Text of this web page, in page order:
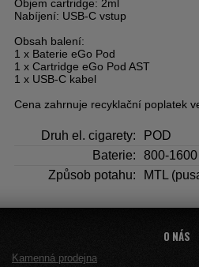
Objem cartridge: 2ml
Nabíjení: USB-C vstup
Obsah balení:
1 x Baterie eGo Pod
1 x Cartridge eGo Pod AST
1 x USB-C kabel
Cena zahrnuje recyklační poplatek
Druh el. cigarety:
POD
Baterie:
800-
Způsob potahu:
MTL
O NÁS
Kamenná prodejna